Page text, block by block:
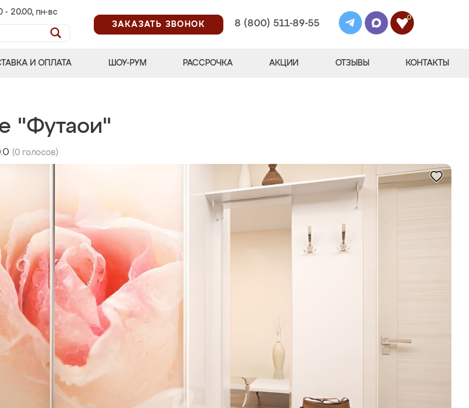
- 20.00, пн-вс
ЗАКАЗАТЬ ЗВОНОК
8 (800) 511-89-55
0
И ОПЛАТА ШОУ-РУМ РАССРОЧКА АКЦИИ ОТЗЫВЫ КОНТАКТЫ
"Футаои"
(0 голосов)